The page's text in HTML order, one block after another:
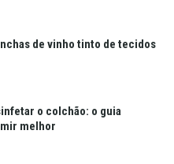
de vinho tinto de tecidos
o colchão: o guia
melhor